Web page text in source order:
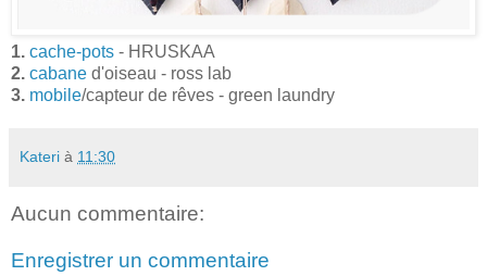
1. cache-pots - HRUSKAA
2. cabane d'oiseau - ross lab
3. mobile/capteur de rêves - green laundry
Kateri à 11:30
Aucun commentaire:
Enregistrer un commentaire